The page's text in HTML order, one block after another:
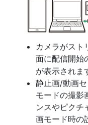
カメラがスト
面に配信開始
が表示されま
静止画/動画
モードの撮影
ンスやピクチ
画モード時の